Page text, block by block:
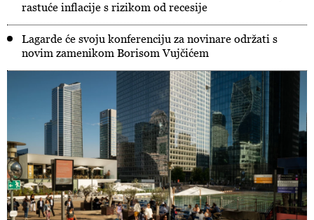
rastuće inflacije s rizikom od recesije
Lagarde će svoju konferenciju za novinare održati s
novim zamenikom Borisom Vujčićem